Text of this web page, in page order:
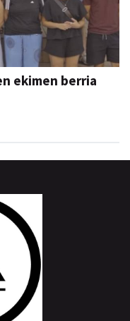
ekimen berria